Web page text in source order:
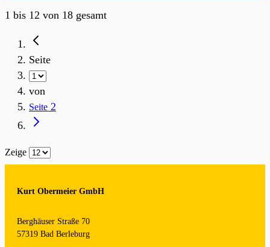
1 bis 12 von 18 gesamt
Seite
von
Seite 2
Zeige
Kurt Obermeier GmbH
Berghäuser Straße 70
57319 Bad Berleburg